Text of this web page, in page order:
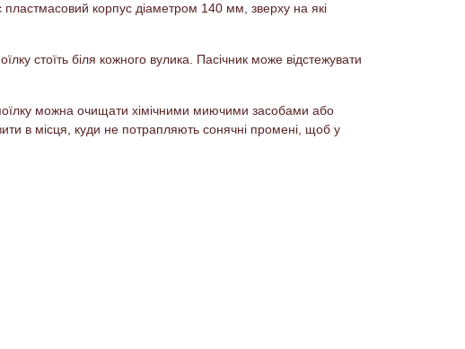
пластмасовий корпус діаметром 140 мм, зверху на які
стоїть біля кожного вулика. Пасічник може відстежувати
поїлку можна очищати хімічними миючими засобами або
в місця, куди не потрапляють сонячні промені, щоб у